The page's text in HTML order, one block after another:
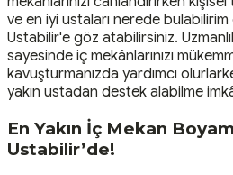
ve en iyi ustaları nerede
Ustabilir'e göz atabilirsiniz.
sayesinde iç mekânlarınızı
kavuşturmanızda yardımcı
yakın ustadan destek alabilme
En Yakın İç Mekan
Ustabilir’de!